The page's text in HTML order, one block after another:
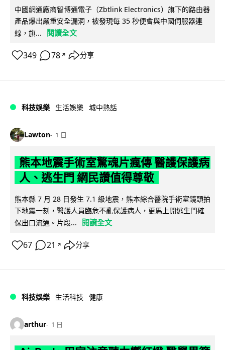
中國網通廠商智博通電子（Zbtlink Electronics）旗下的路由器
產品爆出嚴重安全漏洞，被發現每 35 秒便會與中國伺服器連
線，旗...
閱讀全文
349 78 ↗ 分享
科技娛樂 生活娛樂 城中熱話
Lawton 1 日
熊本地震手術室驚魂片瘋傳 醫護保護病
人、逃生門 網民讚值得尊敬
熊本縣 7 月 28 日發生 7.1 級地震，熊本綜合醫院手術室鏡頭拍
下地震一刻，醫護人員臨危不亂保護病人，更馬上開逃生門確
保出口流通。片段...
閱讀全文
67 21 ↗ 分享
科技娛樂 生活科技 健康
arthur 1 日